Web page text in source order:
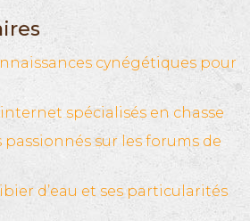
cynégétiques pour
spécialisés en chasse
passionnés sur les forums de
d’eau et ses particularités